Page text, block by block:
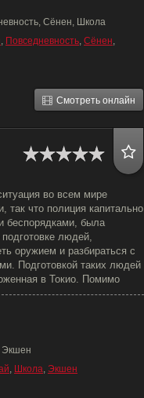
Сёнен, Школа
, Повседневность, Сёнен,
Смотреть онлайн
во всем мире
так что полиция капитально
беспорядками, была
людей,
оружием и разбираться с
Подготовкой таких людей
в Токио. Помимо
Экшен
, Школа, Экшен